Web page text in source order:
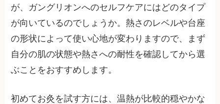
が、ガングリオンへのセルフケアにはどのタイプ
が向いているのでしょうか。熱さのレベルや台座
の形状によって使い心地が変わりますので、まず
自分の肌の状態や熱さへの耐性を確認してから選
ぶことをおすすめします。
初めてお灸を試す方には、温熱が比較的穏やかな